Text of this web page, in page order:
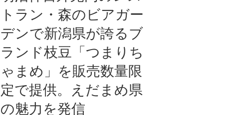
トラン・森のビアガー
デンで新潟県が誇るブ
ランド枝豆「つまりち
ゃまめ」を販売数量限
定で提供。えだまめ県
の魅力を発信